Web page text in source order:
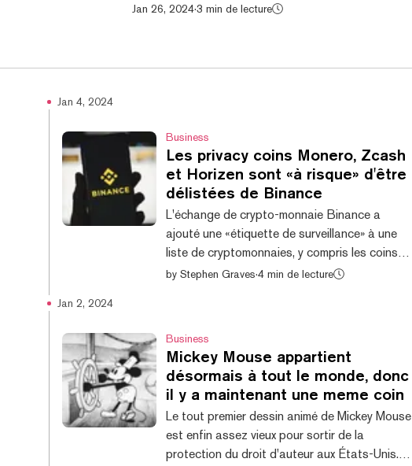
Jan 26, 2024·3 min de lecture
Jan 4, 2024
Business
Les privacy coins Monero, Zcash
et Horizen sont «à risque» d'être
délistées de Binance
L'échange de crypto-monnaie Binance a
ajouté une «étiquette de surveillance» à une
liste de cryptomonnaies, y compris les coins
axés sur la confidentialité Monero (XMR),
«présentent une volatilité et des risques
notablement plus élevés par rapport aux
autres jetons répertoriés» et sont
«susceptibles de ne plus répondre à nos
critères de cotation» et d'être retirés de l'é...
by Stephen Graves·4 min de lecture
Jan 2, 2024
Business
Mickey Mouse appartient
désormais à tout le monde, donc
il y a maintenant une meme coin
Le tout premier dessin animé de Mickey Mouse
est enfin assez vieux pour sortir de la
protection du droit d'auteur aux États-Unis.